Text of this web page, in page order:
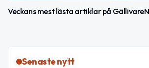
Veckans mest lästa artiklar på
Senaste nytt